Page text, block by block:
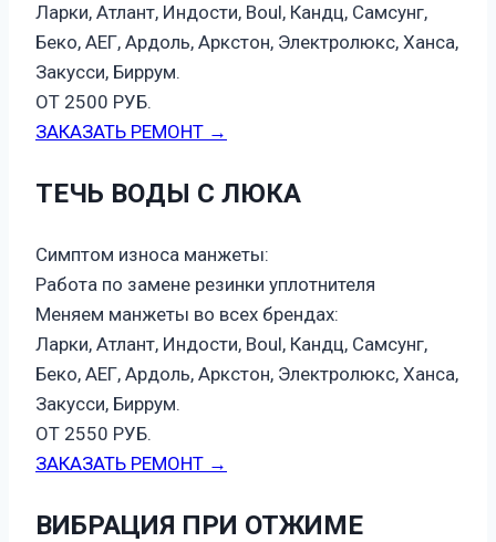
Ларки, Атлант, Индости, Boul, Кандц, Самсунг,
Беко, АЕГ, Ардоль, Аркстон, Электролюкс, Ханса,
Закусси, Биррум.
ОТ 2500 РУБ.
ЗАКАЗАТЬ РЕМОНТ →
ТЕЧЬ ВОДЫ С ЛЮКА
Симптом износа манжеты:
Работа по замене резинки уплотнителя
Меняем манжеты во всех брендах:
Ларки, Атлант, Индости, Boul, Кандц, Самсунг,
Беко, АЕГ, Ардоль, Аркстон, Электролюкс, Ханса,
Закусси, Биррум.
ОТ 2550 РУБ.
ЗАКАЗАТЬ РЕМОНТ →
ВИБРАЦИЯ ПРИ ОТЖИМЕ